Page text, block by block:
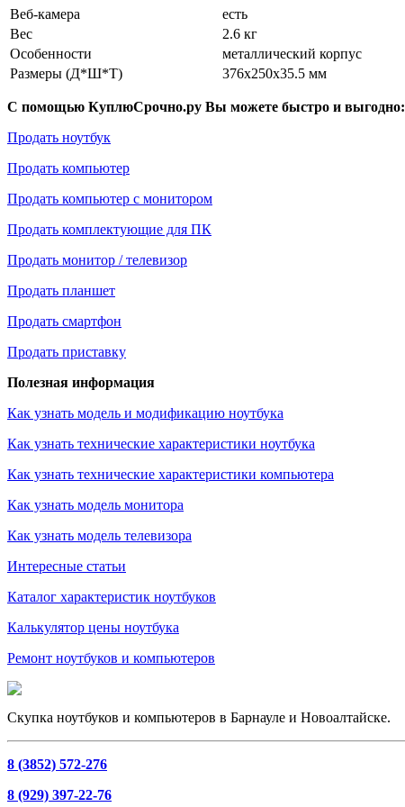
Веб-камера
есть
Вес
2.6 кг
Особенности
металлический корпус
Размеры (Д*Ш*Т)
376x250x35.5 мм
С помощью КуплюСрочно.ру Вы можете быстро и выгодно:
Продать ноутбук
Продать компьютер
Продать компьютер с монитором
Продать комплектующие для ПК
Продать монитор / телевизор
Продать планшет
Продать смартфон
Продать приставку
Полезная информация
Как узнать модель и модификацию ноутбука
Как узнать технические характеристики ноутбука
Как узнать технические характеристики компьютера
Как узнать модель монитора
Как узнать модель телевизора
Интересные статьи
Каталог характеристик ноутбуков
Калькулятор цены ноутбука
Ремонт ноутбуков и компьютеров
Скупка ноутбуков и компьютеров в Барнауле и Новоалтайске.
8 (3852) 572-276
8 (929) 397-22-76